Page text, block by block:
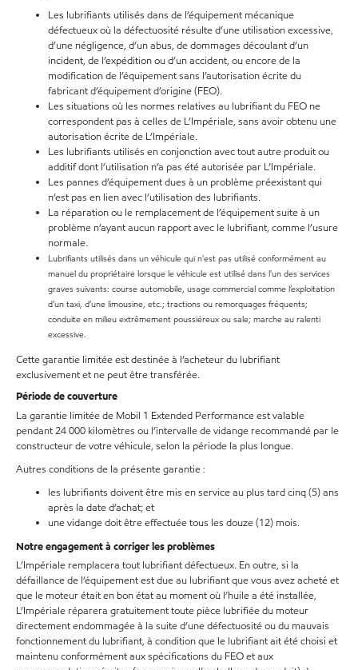
Les lubrifiants utilisés dans de l’équipement mécanique
défectueux où la défectuosité résulte d’une utilisation excessive,
d’une négligence, d’un abus, de dommages découlant d’un
incident, de l’expédition ou d’un accident, ou encore de la
modification de l’équipement sans l’autorisation écrite du
fabricant d’équipement d’origine (FEO).
Les situations où les normes relatives au lubrifiant du FEO ne
correspondent pas à celles de L’Impériale, sans avoir obtenu une
autorisation écrite de L’Impériale.
Les lubrifiants utilisés en conjonction avec tout autre produit ou
additif dont l’utilisation n’a pas été autorisée par L’Impériale.
Les pannes d’équipement dues à un problème préexistant qui
n’est pas en lien avec l’utilisation des lubrifiants.
La réparation ou le remplacement de l’équipement suite à un
problème n’ayant aucun rapport avec le lubrifiant, comme l’usure
normale.
Lubrifiants utilisés dans un véhicule qui n'est pas utilisé conformément au
manuel du propriétaire lorsque le véhicule est utilisé dans l'un des services
graves suivants: course automobile, usage commercial comme l’exploitation
d’un taxi, d’une limousine, etc.; tractions ou remorquages fréquents;
conduite en milieu extrêmement poussiéreux ou sale; marche au ralenti
excessive.
Cette garantie limitée est destinée à l’acheteur du lubrifiant
exclusivement et ne peut être transférée.
Période de couverture
La garantie limitée de Mobil 1 Extended Performance est valable
pendant 24 000 kilomètres ou l’intervalle de vidange recommandé par le
constructeur de votre véhicule, selon la période la plus longue.
Autres conditions de la présente garantie :
les lubrifiants doivent être mis en service au plus tard cinq (5) ans
après la date d’achat; et
une vidange doit être effectuée tous les douze (12) mois.
Notre engagement à corriger les problèmes
L’Impériale remplacera tout lubrifiant défectueux. En outre, si la
défaillance de l’équipement est due au lubrifiant que vous avez acheté et
que le moteur était en bon état au moment où l’huile a été installée,
L’Impériale réparera gratuitement toute pièce lubrifiée du moteur
directement endommagée à la suite d’une défectuosité ou du mauvais
fonctionnement du lubrifiant, à condition que le lubrifiant ait été choisi et
maintenu conformément aux spécifications du FEO et aux